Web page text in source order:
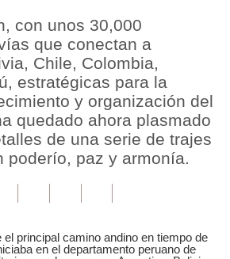
con unos 30,000
que conectan a
Chile, Colombia,
estratégicas para la
y organización del
quedado ahora plasmado
de una serie de trajes
poderío, paz y armonía.